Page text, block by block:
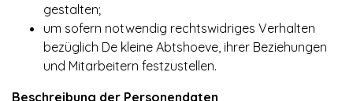
gestalten;
um sofern notwendig rechtswidriges Verhalten
bezüglich De kleine Abtshoeve, ihrer Beziehungen
und Mitarbeitern festzustellen.
Beschreibung der Personendaten